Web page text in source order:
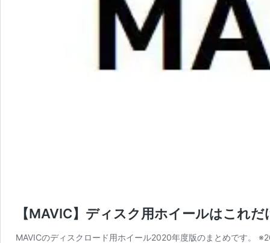
【MAVIC】ディスク用ホイールはこれ
MAVICのディスクロード用ホイール2020年度版のまとめです。